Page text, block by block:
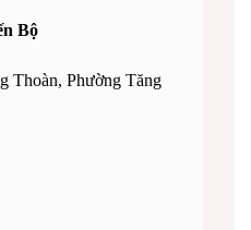
Bộ
Thoàn, Phường Tăng